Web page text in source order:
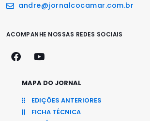
andre@jornalcocamar.com.br
ACOMPANHE NOSSAS REDES SOCIAIS
MAPA DO JORNAL
EDIÇÕES ANTERIORES
FICHA TÉCNICA